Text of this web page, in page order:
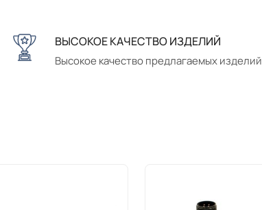
ВЫСОКОЕ КАЧЕСТВО ИЗДЕЛИЙ
Высокое качество предлагаемых изделий